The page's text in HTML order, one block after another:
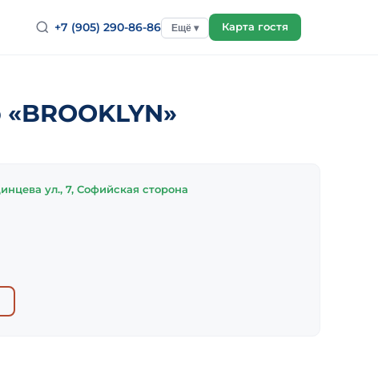
+7 (905) 290-86-86 Ещё ▾ Карта гостя
ул., 7, Софийская сторона